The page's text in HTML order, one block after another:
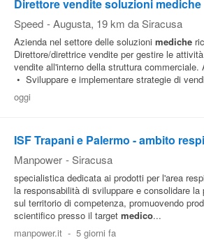
Direttore vendite soluzioni mediche
Speed - Augusta, 19 km da Siracusa
Azienda nel settore delle soluzioni mediche
Direttore/direttrice vendite per gestire le
vendite all'interno della struttura
• Sviluppare e implementare strategie di
oggi
ISF Trapani e Palermo - ambito
Manpower - Siracusa
specialistica dedicata ai prodotti per l'area
la responsabilità di sviluppare e consolidare la
sul territorio di competenza, promuovendo
scientifico presso il target medico...
manpower.it - 5 giorni fa